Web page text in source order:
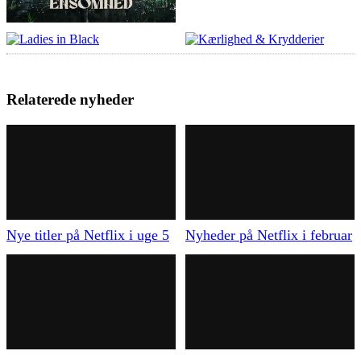
Relaterede nyheder
Nye titler på Netflix i uge 5 Nyheder på Netflix i februar